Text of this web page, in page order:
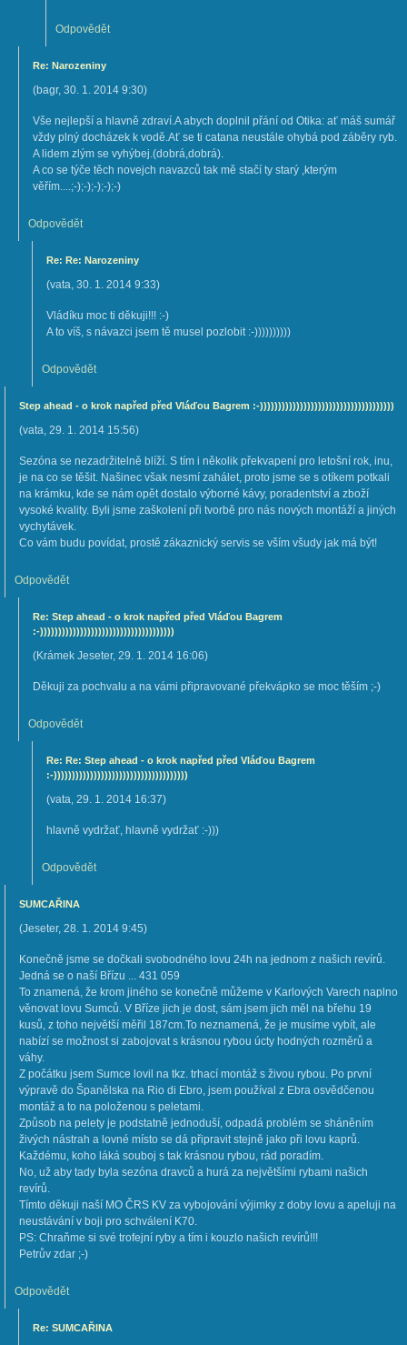
Odpovědět
Re: Narozeniny
(bagr, 30. 1. 2014 9:30)
Vše nejlepší a hlavně zdraví.A abych doplnil přání od Otika: ať máš sumář
vždy plný docházek k vodě.Ať se ti catana neustále ohybá pod záběry ryb.
A lidem zlým se vyhýbej.(dobrá,dobrá).
A co se týče těch novejch navazců tak mě stačí ty starý ,kterým
věřím....;-);-);-);-);-)
Odpovědět
Re: Re: Narozeniny
(vata, 30. 1. 2014 9:33)
Vládíku moc ti děkuji!!! :-)
A to víš, s návazci jsem tě musel pozlobit :-))))))))))
Odpovědět
Step ahead - o krok napřed před Vláďou Bagrem :-)))))))))))))))))))))))))))))))))))))
(vata, 29. 1. 2014 15:56)
Sezóna se nezadržitelně blíží. S tím i několik překvapení pro letošní rok, inu,
je na co se těšit. Našinec však nesmí zahálet, proto jsme se s otíkem potkali
na krámku, kde se nám opět dostalo výborné kávy, poradentství a zboží
vysoké kvality. Byli jsme zaškolení při tvorbě pro nás nových montáží a jiných
vychytávek.
Co vám budu povídat, prostě zákaznický servis se vším všudy jak má být!
Odpovědět
Re: Step ahead - o krok napřed před Vláďou Bagrem
:-)))))))))))))))))))))))))))))))))))))
(Krámek Jeseter, 29. 1. 2014 16:06)
Děkuji za pochvalu a na vámi připravované překvápko se moc těším ;-)
Odpovědět
Re: Re: Step ahead - o krok napřed před Vláďou Bagrem
:-)))))))))))))))))))))))))))))))))))))
(vata, 29. 1. 2014 16:37)
hlavně vydržať, hlavně vydržať :-)))
Odpovědět
SUMCAŘINA
(Jeseter, 28. 1. 2014 9:45)
Konečně jsme se dočkali svobodného lovu 24h na jednom z našich revírů.
Jedná se o naší Břízu ... 431 059
To znamená, že krom jiného se konečně můžeme v Karlových Varech naplno
věnovat lovu Sumců. V Bříze jich je dost, sám jsem jich měl na břehu 19
kusů, z toho největší měřil 187cm.To neznamená, že je musíme vybít, ale
nabízí se možnost si zabojovat s krásnou rybou úcty hodných rozměrů a
váhy.
Z počátku jsem Sumce lovil na tkz. trhací montáž s živou rybou. Po první
výpravě do Španělska na Rio di Ebro, jsem používal z Ebra osvědčenou
montáž a to na položenou s peletami.
Způsob na pelety je podstatně jednoduší, odpadá problém se sháněním
živých nástrah a lovné místo se dá připravit stejně jako při lovu kaprů.
Každému, koho láká souboj s tak krásnou rybou, rád poradím.
No, už aby tady byla sezóna dravců a hurá za největšími rybami našich
revírů.
Tímto děkuji naší MO ČRS KV za vybojování výjimky z doby lovu a apeluji na
neustávání v boji pro schválení K70.
PS: Chraňme si své trofejní ryby a tím i kouzlo našich revírů!!!
Petrův zdar ;-)
Odpovědět
Re: SUMCAŘINA